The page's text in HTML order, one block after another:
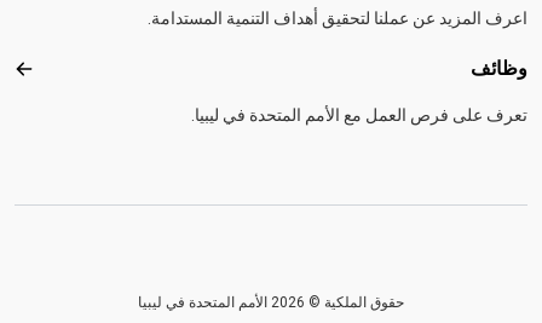
اعرف المزيد عن عملنا لتحقيق أهداف التنمية المستدامة.
وظائف
تعرف على فرص العمل مع الأمم المتحدة في ليبيا.
حقوق الملكية © 2026 الأمم المتحدة في ليبيا